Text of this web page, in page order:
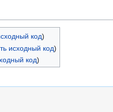
код)
исходный код)
код)